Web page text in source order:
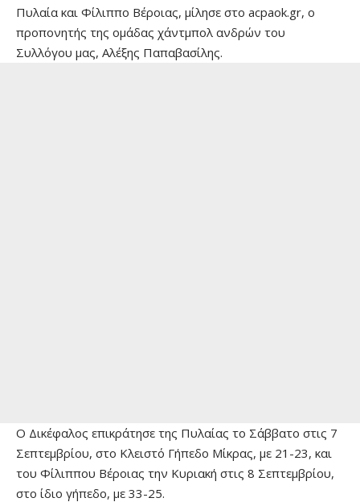
Πυλαία και Φίλιππο Βέροιας, μίλησε στο acpaok.gr, ο
προπονητής της ομάδας χάντμπολ ανδρών του
Συλλόγου μας, Αλέξης Παπαβασίλης.
Ο Δικέφαλος επικράτησε της Πυλαίας το Σάββατο στις 7
Σεπτεμβρίου, στο Κλειστό Γήπεδο Μίκρας, με 21-23, και
του Φίλιππου Βέροιας την Κυριακή στις 8 Σεπτεμβρίου,
στο ίδιο γήπεδο, με 33-25.